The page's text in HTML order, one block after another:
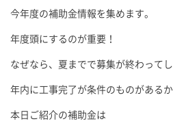
今年度の補助金情報を集めます。
年度頭にするのが重要！
なぜなら、夏までで募集が終わってし
年内に工事完了が条件のものがあるか
本日ご紹介の補助金は